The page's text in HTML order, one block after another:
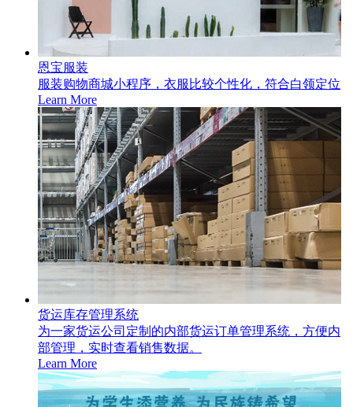
恩宝服装
服装购物商城小程序，衣服比较个性化，符合白领定位
Learn More
货运库存管理系统
为一家货运公司定制的内部货运订单管理系统，方便内
部管理，实时查看销售数据。
Learn More